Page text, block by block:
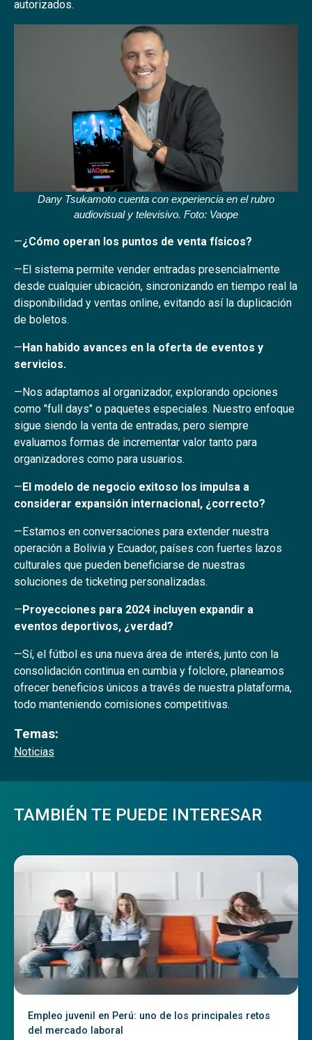
autorizados.
Dany Tsukamoto cuenta con experiencia en el rubro
audiovisual y televisivo. Foto: Vaope
—¿Cómo operan los puntos de venta físicos?
—El sistema permite vender entradas presencialmente
desde cualquier ubicación, sincronizando en tiempo real la
disponibilidad y ventas online, evitando así la duplicación
de boletos.
—Han habido avances en la oferta de eventos y
servicios.
—Nos adaptamos al organizador, explorando opciones
como "full days" o paquetes especiales. Nuestro enfoque
sigue siendo la venta de entradas, pero siempre
evaluamos formas de incrementar valor tanto para
organizadores como para usuarios.
—El modelo de negocio exitoso los impulsa a
considerar expansión internacional, ¿correcto?
—Estamos en conversaciones para extender nuestra
operación a Bolivia y Ecuador, países con fuertes lazos
culturales que pueden beneficiarse de nuestras
soluciones de ticketing personalizadas.
—Proyecciones para 2024 incluyen expandir a
eventos deportivos, ¿verdad?
—Sí, el fútbol es una nueva área de interés, junto con la
consolidación continua en cumbia y folclore, planeamos
ofrecer beneficios únicos a través de nuestra plataforma,
todo manteniendo comisiones competitivas.
Temas:
Noticias
TAMBIÉN TE PUEDE INTERESAR
Empleo juvenil en Perú: uno de los principales retos
del mercado laboral